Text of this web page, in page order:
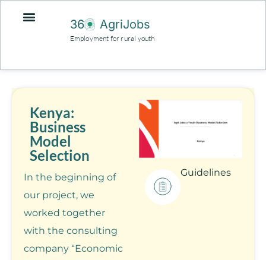
36 AgriJobs
Employment for rural youth
Kenya:
Business
Model
Selection
In the beginning of
our project, we
worked together
with the consulting
company “Economic
Guidelines